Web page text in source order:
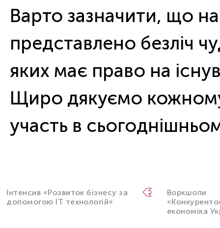
Варто зазначити, що на
представлено безліч
яких має право на
Щиро дякуємо кожному
участь в
Інтенсив «Розвиток бізнесу за
допомогою IT технологій»
Воркшопи
економіка